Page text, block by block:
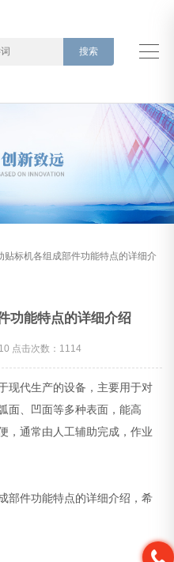
贴标机各组成部件功能特点的详细介
功能特点的详细介绍
点击次数：1114
代生产的设备，主要用于对
面、凹面等多种表面，能高
，通常由人工辅助完成，作业
部件功能特点的详细介绍，希